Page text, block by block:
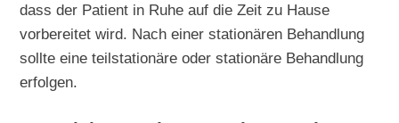
dass der Patient in Ruhe auf die Zeit zu Hause
vorbereitet wird. Nach einer stationären Behandlung
sollte eine teilstationäre oder stationäre Behandlung
erfolgen.